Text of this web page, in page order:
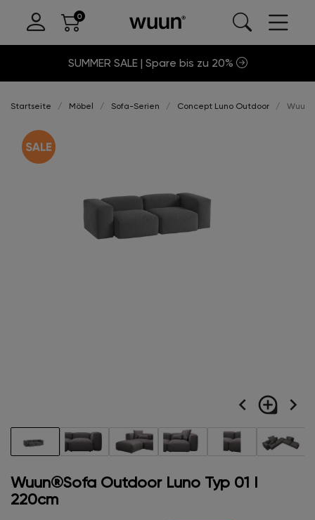
SUMMER SALE | Spare bis zu 20%
Startseite Möbel Sofa-Serien Concept Luno Outdoor
navigate_before loupe navigate_next
Wuun®Sofa Outdoor Luno Typ 01 I
220cm